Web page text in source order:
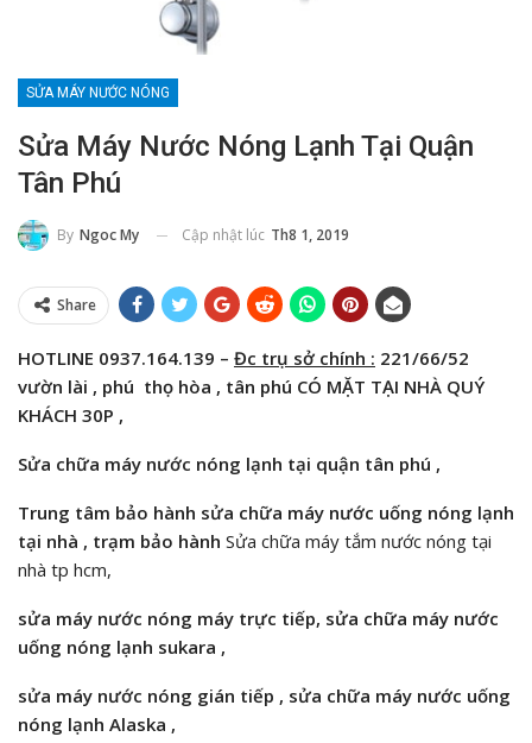
SỬA MÁY NƯỚC NÓNG
Sửa Máy Nước Nóng Lạnh Tại Quận
Tân Phú
By Ngoc My Cập nhật lúc Th8 1, 2019
Share
HOTLINE 0937.164.139 – Đc trụ sở chính : 221/66/52
vườn lài , phú thọ hòa , tân phú CÓ MẶT TẠI NHÀ QUÝ
KHÁCH 30P ,
Sửa chữa máy nước nóng lạnh tại quận tân phú ,
Trung tâm bảo hành sửa chữa máy nước uống nóng lạnh
tại nhà , trạm bảo hành Sửa chữa máy tắm nước nóng tại
nhà tp hcm,
sửa máy nước nóng máy trực tiếp, sửa chữa máy nước
uống nóng lạnh sukara ,
sửa máy nước nóng gián tiếp , sửa chữa máy nước uống
nóng lạnh Alaska ,